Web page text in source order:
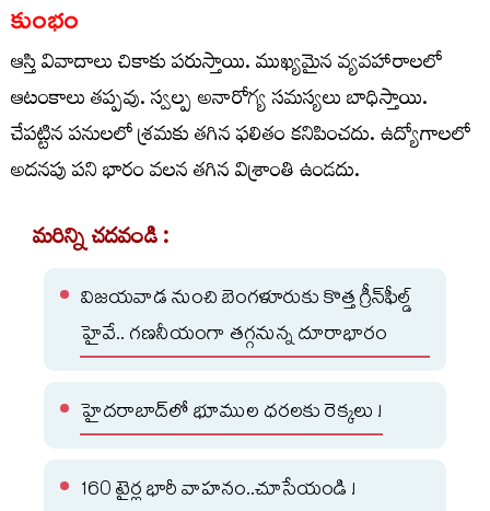
కుంభం
ఆస్తి వివాదాలు చికాకు పరుస్తాయి. ముఖ్యమైన వ్యవహారాలలో
ఆటంకాలు తప్పవు. స్వల్ప అనారోగ్య సమస్యలు బాధిస్తాయి.
చేపట్టిన పనులలో శ్రమకు తగిన ఫలితం కనిపించదు. ఉద్యోగాలలో
అదనపు పని భారం వలన తగిన విశ్రాంతి ఉండదు.
మరిన్ని చదవండి :
విజయవాడ నుంచి బెంగళూరుకు కొత్త గ్రీన్‌ఫీల్డ్‌
హైవే.. గణనీయంగా తగ్గనున్న దూరాభారం
హైదరాబాద్‌లో భూముల ధరలకు రెక్కలు !
160 టైర్ల భారీ వాహనం..చూసేయండి !